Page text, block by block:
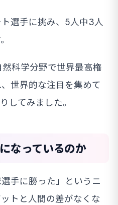
選手に挑み、5人中3人
科学分野で世界最高権
世界的な注目を集めて
してみました。
なっているのか
手に勝った」というニ
トと人間の差がなくな